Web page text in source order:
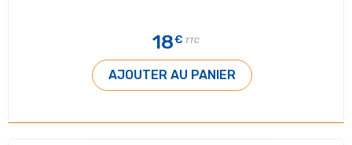
18€ TTC
AJOUTER AU PANIER